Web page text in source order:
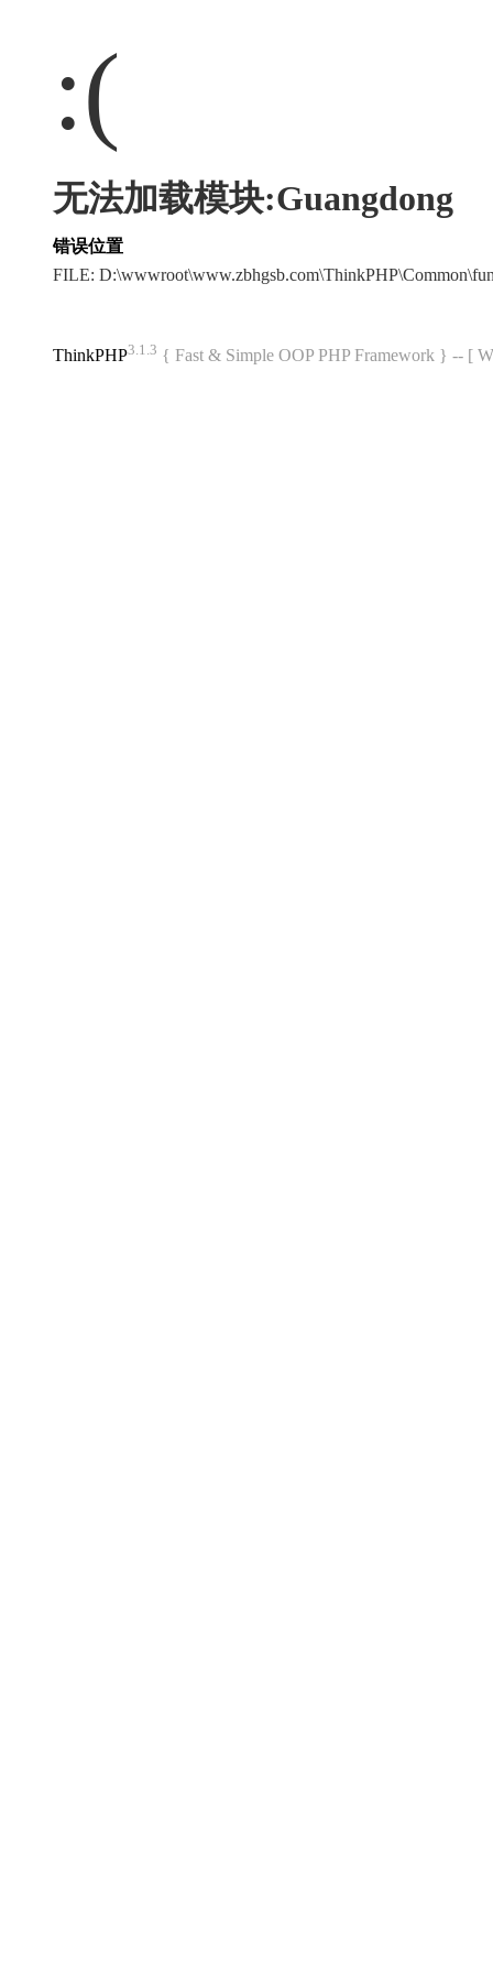
:(
无法加载模块:Guangdong
错误位置
FILE:
ThinkPHP3.1.3 { Fast & Simple OOP PHP Framework } -- [